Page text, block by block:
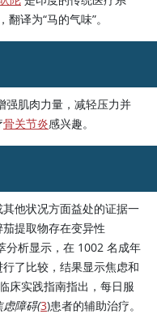
译为“马的气味”。
强肌肉力量，减轻压力并
骨关节炎感兴趣。
他状况方面益处的证据一
提取物存在变异性
分析显示，在 1002 名成年
了比较，结果显示焦虑和
床实践指南指出，每日服
虑障碍(3)患者的辅助治疗。